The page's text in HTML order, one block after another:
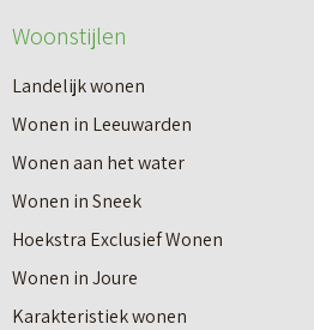
Woonstijlen
Landelijk wonen
Wonen in Leeuwarden
Wonen aan het water
Wonen in Sneek
Hoekstra Exclusief Wonen
Wonen in Joure
Karakteristiek wonen